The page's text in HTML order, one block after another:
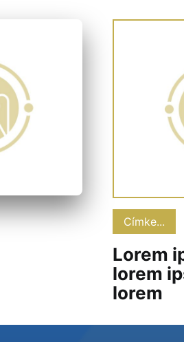
Címke...
Lorem
lorem
lorem